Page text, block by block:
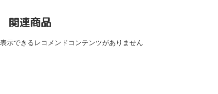
関連商品
表示できるレコメンドコンテンツがありません